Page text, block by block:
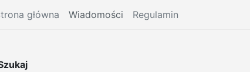
główna Wiadomości Regulamin